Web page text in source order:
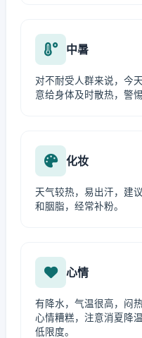
中暑
对不耐受人群来说，今
意给身体及时散热，警
化妆
天气较热，易出汗，建
和胭脂，经常补粉。
心情
有降水，气温很高，闷
心情糟糕，注意消夏降
低限度。